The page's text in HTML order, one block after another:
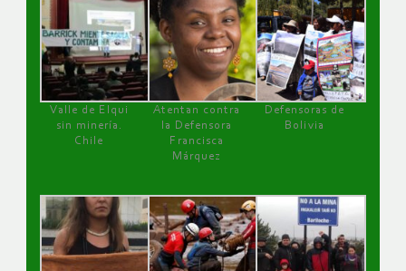
Valle de Elqui
sin minería.
Chile
Atentan contra
la Defensora
Francisca
Márquez
Defensoras de
Bolivia